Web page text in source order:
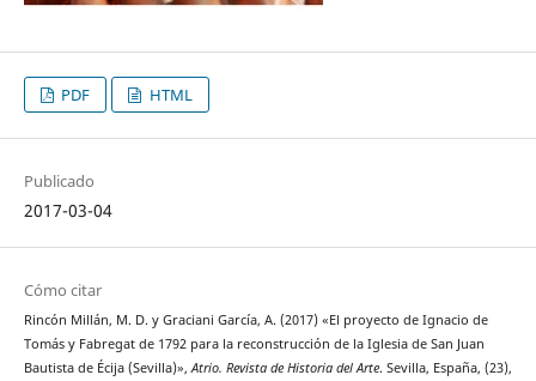
PDF HTML
Publicado
2017-03-04
Cómo citar
Rincón Millán, M. D. y Graciani García, A. (2017) «El proyecto de Ignacio de
Tomás y Fabregat de 1792 para la reconstrucción de la Iglesia de San Juan
Bautista de Écija (Sevilla)», Atrio. Revista de Historia del Arte. Sevilla, España, (23),